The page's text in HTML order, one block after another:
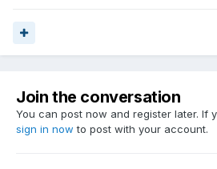
Join the conversation
You can post now and register later. If
sign in now to post with your account.